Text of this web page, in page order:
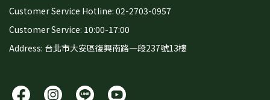
Customer Service Hotline: 02-2703-0957
Customer Service: 10:00-17:00
Address: 台北市大安區復興南路一段237號13樓